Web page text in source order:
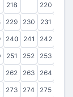
218 220
229 230 231
240 241 242
251 252 253
262 263 264
273 274 275